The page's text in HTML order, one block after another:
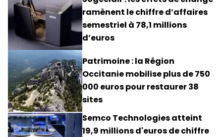
ramènent le chiffre d’affaires
semestriel à 78,1 millions
d’euros
Patrimoine : la Région
Occitanie mobilise plus de 750
000 euros pour restaurer 38
sites
Semco Technologies atteint
19,9 millions d'euros de chiffre